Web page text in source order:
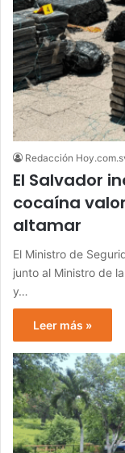
Redacción
El Salvador
cocaína
altamar
El Ministro de
junto al Ministro de
y…
Leer más »